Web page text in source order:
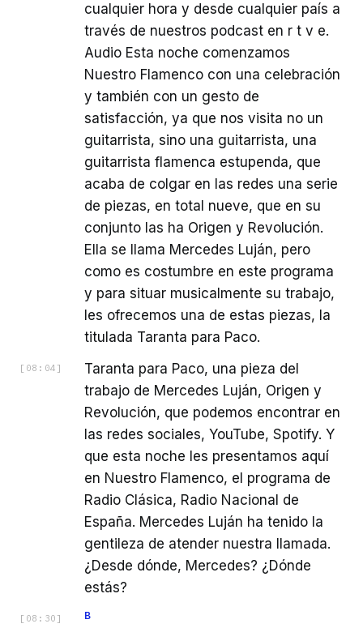
cualquier hora y desde cualquier país a
través de nuestros podcast en r t v e.
Audio Esta noche comenzamos
Nuestro Flamenco con una celebración
y también con un gesto de
satisfacción, ya que nos visita no un
guitarrista, sino una guitarrista, una
guitarrista flamenca estupenda, que
acaba de colgar en las redes una serie
de piezas, en total nueve, que en su
conjunto las ha Origen y Revolución.
Ella se llama Mercedes Luján, pero
como es costumbre en este programa
y para situar musicalmente su trabajo,
les ofrecemos una de estas piezas, la
titulada Taranta para Paco.
[ 08:04 ]
Taranta para Paco, una pieza del
trabajo de Mercedes Luján, Origen y
Revolución, que podemos encontrar en
las redes sociales, YouTube, Spotify. Y
que esta noche les presentamos aquí
en Nuestro Flamenco, el programa de
Radio Clásica, Radio Nacional de
España. Mercedes Luján ha tenido la
gentileza de atender nuestra llamada.
¿Desde dónde, Mercedes? ¿Dónde
estás?
[ 08:30 ] B